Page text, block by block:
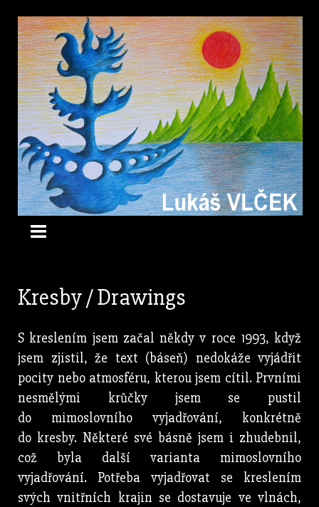
Kresby / Drawings
S kreslením jsem začal někdy v roce 1993, když
jsem zjistil, že text (báseň) nedokáže vyjádřit
pocity nebo atmosféru, kterou jsem cítil. Prvními
nesmělými krůčky jsem se pustil
do mimoslovního vyjadřování, konkrétně
do kresby. Některé své básně jsem i zhudebnil,
což byla další varianta mimoslovního
vyjadřování. Potřeba vyjadřovat se kreslením
svých vnitřních krajin se dostavuje ve vlnách,